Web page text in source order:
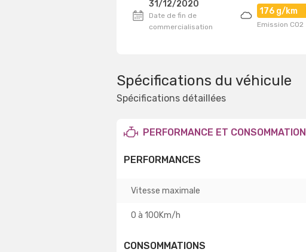
31/12/2020
Date de fin de
commercialisation
176 g/km
Emission CO2
Spécifications du véhicule
Spécifications détaillées
PERFORMANCE ET CONSOMMATION
PERFORMANCES
Vitesse maximale
0 à 100Km/h
CONSOMMATIONS